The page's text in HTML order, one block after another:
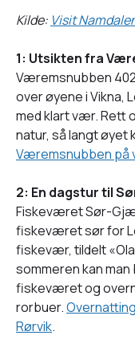
Kilde: Visit
1: Utsikten fra
Væremsnubben
over øyene i Vikna,
med klart vær. Rett
natur, så langt øyet
Væremsnubben på
2: En dagstur til
Fiskeværet Sør-
fiskeværet sør for
fiskevær, tildelt
sommeren kan
fiskeværet og
rorbuer.
Rørvik.